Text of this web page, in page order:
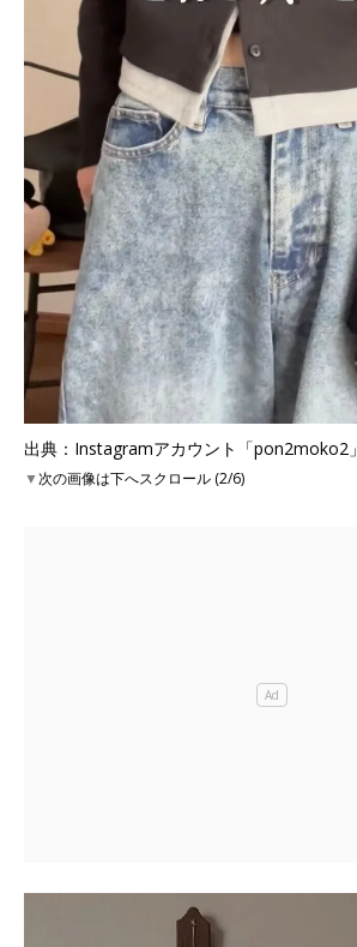
出典：Instagramアカウント「pon2moko2」
▼次の画像は下へスクロール (2/6)